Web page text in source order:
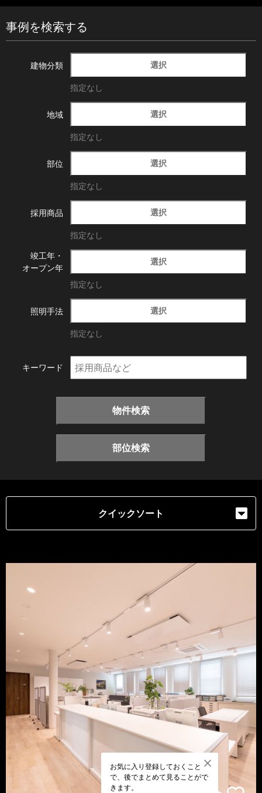
事例を検索する
建物分類 選択
指定なし
地域 選択
指定なし
部位 選択
指定なし
採用商品 選択
指定なし
竣工年・
オープン年
選択
指定なし
照明手法 選択
指定なし
キーワード
物件検索
部位検索
クイックソート
お気に入り登録しておくこと
で、後でまとめて見ることがで
きます。